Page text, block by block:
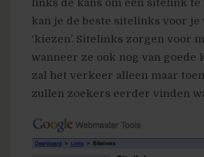
links de kans om een sitelink te
kan je de beste sitelinks voor je
‘kiezen’. Sitelinks zorgen voor
wanneer ze ook nog van
zal het verkeer alleen maar
zullen zoekers eerder vinden